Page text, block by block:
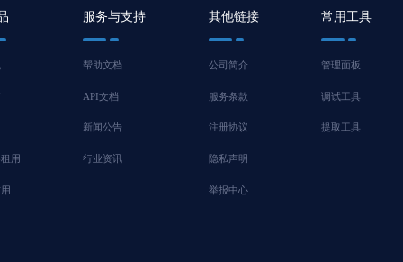
用
服务与支持
帮助文档
API文档
新闻公告
行业资讯
其他链接
公司简介
服务条款
注册协议
隐私声明
举报中心
常用工具
管理面板
调试工具
提取工具